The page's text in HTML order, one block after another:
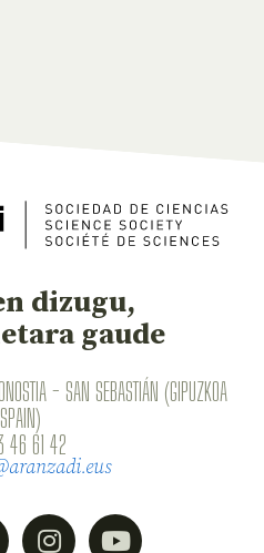
dizugu,
gaude
- SAN SEBASTIÁN (GIPUZKOA
46 61 42